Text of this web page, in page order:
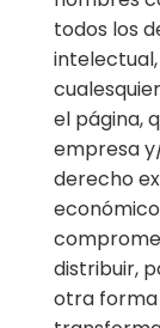
todos los
el página,
empresa
derecho
distribuir,
otra